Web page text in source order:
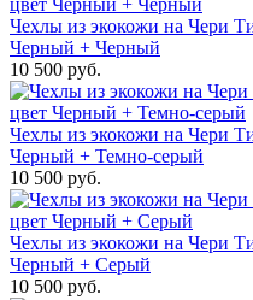
Чехлы из экокожи на Чери
Черный + Черный
10 500 руб.
Чехлы из экокожи на Чери
Черный + Темно-серый
10 500 руб.
Чехлы из экокожи на Чери
Черный + Серый
10 500 руб.